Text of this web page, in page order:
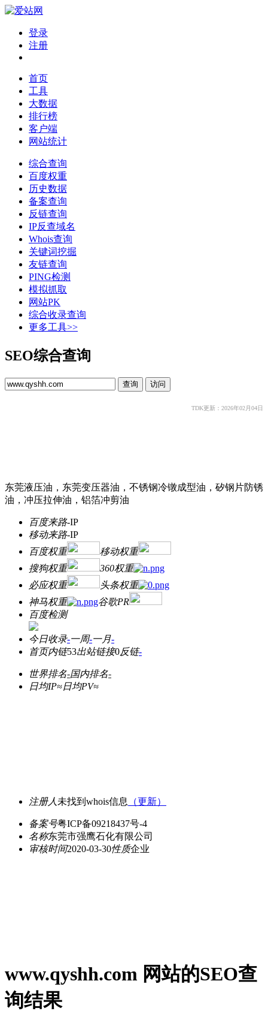
登录
注册
首页
工具
大数据
排行榜
客户端
网站统计
综合查询
百度权重
历史数据
备案查询
反链查询
IP反查域名
Whois查询
关键词挖掘
友链查询
PING检测
模拟抓取
网站PK
综合收录查询
更多工具>>
SEO综合查询
TDK更新：2026年02月04日
东莞液压油，东莞变压器油，不锈钢冷镦成型油，矽钢片防锈
油，冲压拉伸油，铝箔冲剪油
百度来路-IP
移动来路-IP
百度权重
移动权重
搜狗权重
360权重
必应权重
头条权重
神马权重
谷歌PR
百度检测
今日收录-一周-一月-
首页内链53出站链接0反链-
世界排名-国内排名-
日均IP≈日均PV≈
注册人 未找到whois信息 （更新）
备案号粤ICP备09218437号-4
名称东莞市强鹰石化有限公司
审核时间2020-03-30性质企业
www.qyshh.com 网站的SEO查
询结果